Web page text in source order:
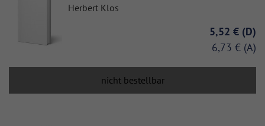
Herbert Klos
5,52 €
6,73 €
nicht bestellbar